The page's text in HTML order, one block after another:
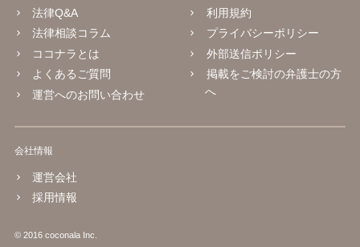
法律Q&A
法律相談コラム
ココナラとは
よくあるご質問
運営へのお問い合わせ
利用規約
プライバシーポリシー
外部送信ポリシー
掲載をご検討の弁護士の方
へ
会社情報
運営会社
採用情報
© 2016 coconala Inc.